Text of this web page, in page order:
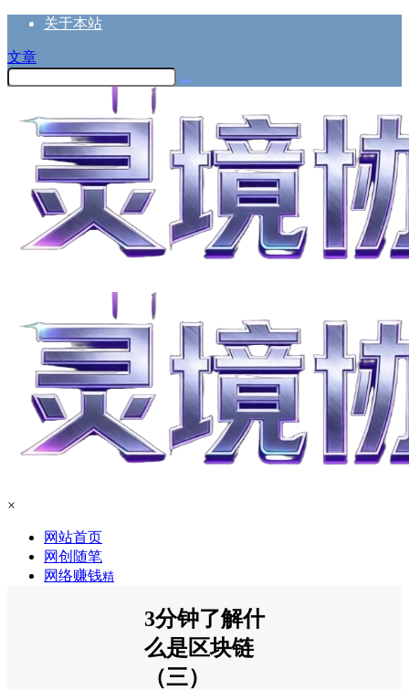
关于本站
文章
×
网站首页
网创随笔
网络赚钱精
3分钟了解什
么是区块链
（三）